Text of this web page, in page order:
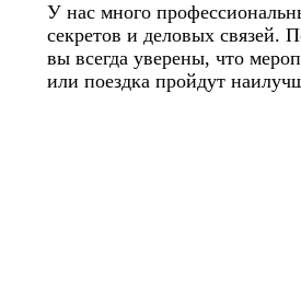
У нас много
секретов и деловых связей.
вы всегда уверены, что
или поездка пройдут